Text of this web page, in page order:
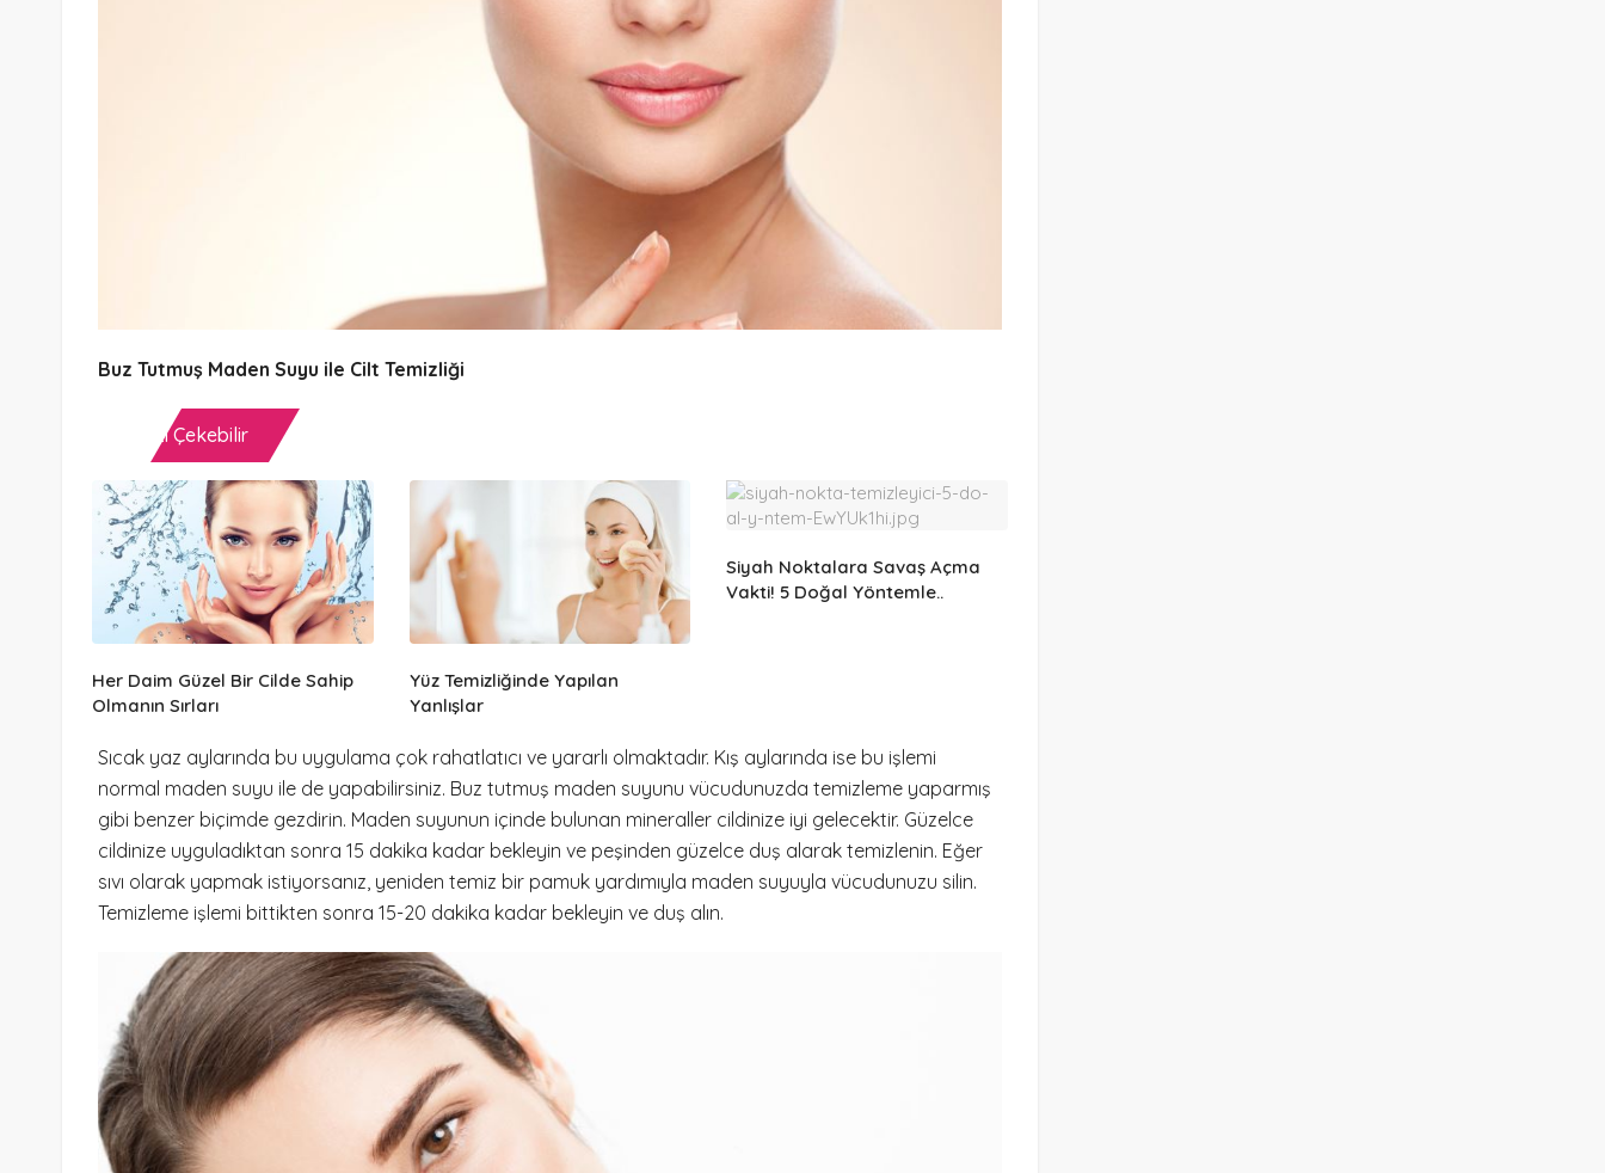
Buz Tutmuş Maden Suyu ile Cilt Temizliği
İlginizi Çekebilir
Her Daim Güzel Bir Cilde Sahip
Olmanın Sırları
Yüz Temizliğinde Yapılan
Yanlışlar
Siyah Noktalara Savaş Açma
Vakti! 5 Doğal Yöntemle..
Sıcak yaz aylarında bu uygulama çok rahatlatıcı ve yararlı olmaktadır. Kış aylarında ise bu işlemi
normal maden suyu ile de yapabilirsiniz. Buz tutmuş maden suyunu vücudunuzda temizleme yaparmış
gibi benzer biçimde gezdirin. Maden suyunun içinde bulunan mineraller cildinize iyi gelecektir. Güzelce
cildinize uyguladıktan sonra 15 dakika kadar bekleyin ve peşinden güzelce duş alarak temizlenin. Eğer
sıvı olarak yapmak istiyorsanız, yeniden temiz bir pamuk yardımıyla maden suyuyla vücudunuzu silin.
Temizleme işlemi bittikten sonra 15-20 dakika kadar bekleyin ve duş alın.